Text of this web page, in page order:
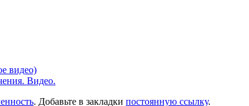
видео)
Видео.
. Добавьте в закладки постоянную ссылку.